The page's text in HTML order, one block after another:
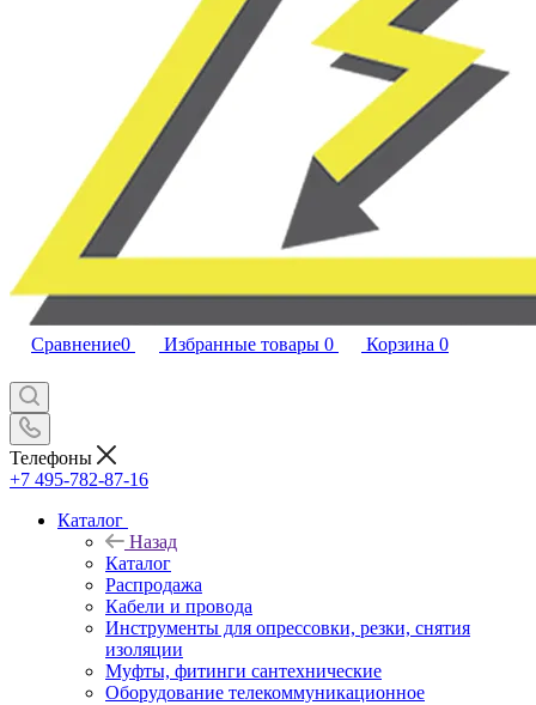
Сравнение0 Избранные товары 0 Корзина 0
Телефоны
+7 495-782-87-16
Каталог
Назад
Каталог
Распродажа
Кабели и провода
Инструменты для опрессовки, резки, снятия
изоляции
Муфты, фитинги сантехнические
Оборудование телекоммуникационное